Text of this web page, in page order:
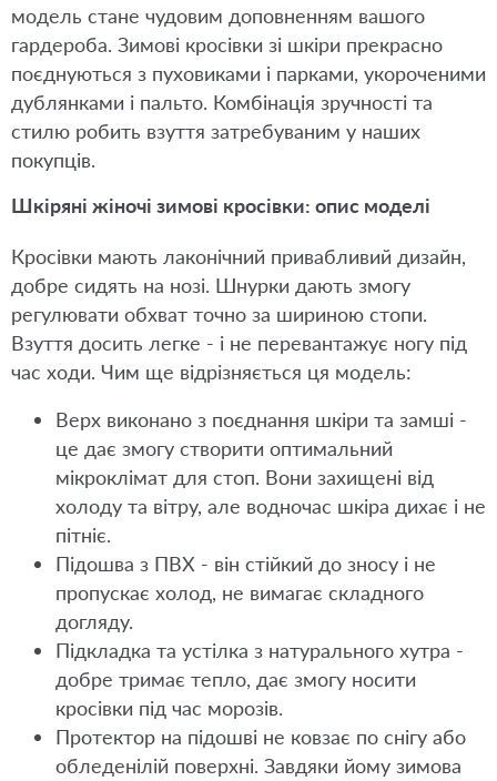
модель стане чудовим доповненням вашого
гардероба. Зимові кросівки зі шкіри прекрасно
поєднуються з пуховиками і парками, укороченими
дублянками і пальто. Комбінація зручності та
стилю робить взуття затребуваним у наших
покупців.
Шкіряні жіночі зимові кросівки: опис моделі
Кросівки мають лаконічний привабливий дизайн,
добре сидять на нозі. Шнурки дають змогу
регулювати обхват точно за шириною стопи.
Взуття досить легке - і не перевантажує ногу під
час ходи. Чим ще відрізняється ця модель:
Верх виконано з поєднання шкіри та замші -
це дає змогу створити оптимальний
мікроклімат для стоп. Вони захищені від
холоду та вітру, але водночас шкіра дихає і не
пітніє.
Підошва з ПВХ - він стійкий до зносу і не
пропускає холод, не вимагає складного
догляду.
Підкладка та устілка з натурального хутра -
добре тримає тепло, дає змогу носити
кросівки під час морозів.
Протектор на підошві не ковзає по снігу або
обледенілій поверхні. Завдяки йому зимова